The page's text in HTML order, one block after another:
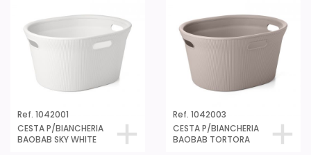
Ref. 1042001
CESTA P/BIANCHERIA
BAOBAB SKY WHITE
Ref. 1042003
CESTA P/BIANCHERIA
BAOBAB TORTORA